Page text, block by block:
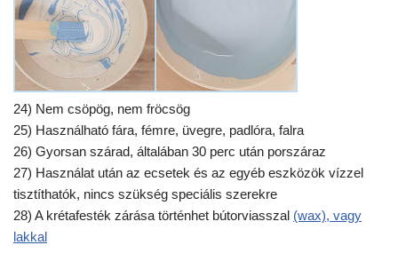
24) Nem csöpög, nem fröcsög
25) Használható fára, fémre, üvegre, padlóra, falra
26) Gyorsan szárad, általában 30 perc után porszáraz
27) Használat után az ecsetek és az egyéb eszközök vízzel
tisztíthatók, nincs szükség speciális szerekre
28) A krétafesték zárása történhet bútorviasszal (wax), vagy
lakkal